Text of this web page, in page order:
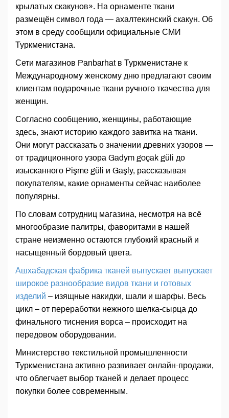
крылатых скакунов». На орнаменте ткани
размещён символ года — ахалтекинский скакун. Об
этом в среду сообщили официальные СМИ
Туркменистана.
Сети магазинов Panbarhat в Туркменистане к
Международному женскому дню предлагают своим
клиентам подарочные ткани ручного ткачества для
женщин.
Согласно сообщению, женщины, работающие
здесь, знают историю каждого завитка на ткани.
Они могут рассказать о значении древних узоров —
от традиционного узора Gadym goçak güli до
изысканного Pişme güli и Gaşly, рассказывая
покупателям, какие орнаменты сейчас наиболее
популярны.
По словам сотрудниц магазина, несмотря на всё
многообразие палитры, фаворитами в нашей
стране неизменно остаются глубокий красный и
насыщенный бордовый цвета.
Ашхабадская фабрика тканей выпускает выпускает
широкое разнообразие видов ткани и готовых
изделий – изящные накидки, шали и шарфы. Весь
цикл – от переработки нежного шелка-сырца до
финального тиснения ворса – происходит на
передовом оборудовании.
Министерство текстильной промышленности
Туркменистана активно развивает онлайн-продажи,
что облегчает выбор тканей и делает процесс
покупки более современным.